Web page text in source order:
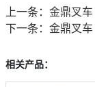
上一条： 金鼎叉
下一条： 金鼎叉车
相关产品：